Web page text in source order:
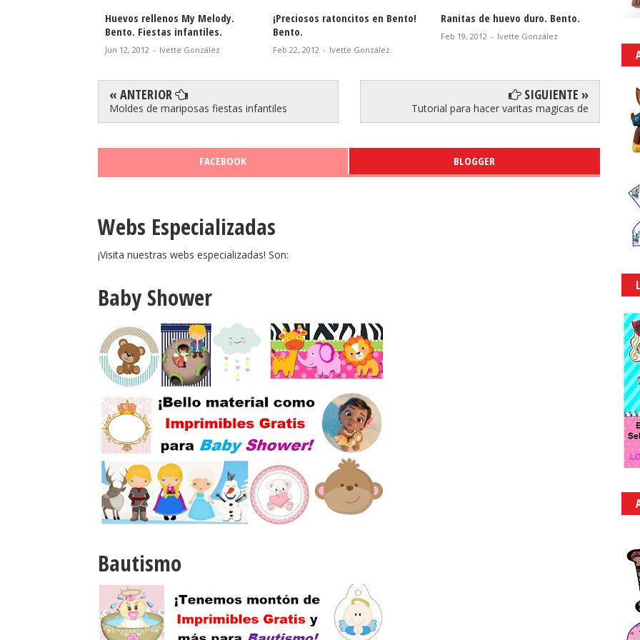
Huevos rellenos My Melody.
Bento. Fiestas infantiles.
Jun 12, 2012 - Ivette González
¡Preciosos ratoncitos en Bento!
Bento.
Feb 22, 2012 - Ivette González
Ranitas de huevo duro. Bento.
Feb 19, 2012 - Ivette González
Ene 22,
« ANTERIOR
Moldes de mariposas fiestas infantiles
SIGUIENTE »
Tutorial para hacer varitas magicas de
FACEBOOK BLOGGER
Webs Especializadas
¡Visita nuestras webs especializadas! Son:
Baby Shower
Bautismo